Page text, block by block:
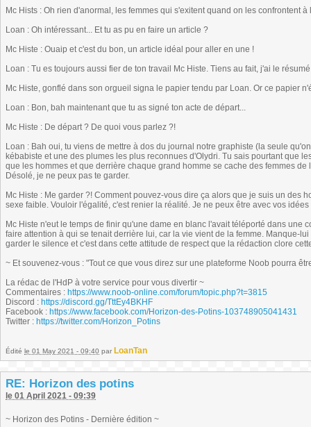
Mc Hists : Oh rien d'anormal, les femmes qui s'exitent quand on les confrontent
Loan : Oh intéressant... Et tu as pu en faire un article ?
Mc Histe : Ouaip et c'est du bon, un article idéal pour aller en une !
Loan : Tu es toujours aussi fier de ton travail Mc Histe. Tiens au fait, j'ai le
Mc Histe, gonflé dans son orgueil signa le papier tendu par Loan. Or ce papier
Loan : Bon, bah maintenant que tu as signé ton acte de départ...
Mc Histe : De départ ? De quoi vous parlez ?!
Loan : Bah oui, tu viens de mettre à dos du journal notre graphiste (la seule
kébabiste et une des plumes les plus reconnues d'Olydri. Tu sais pourtant que
que les hommes et que derrière chaque grand homme se cache des femmes
Désolé, je ne peux pas te garder.
Mc Histe : Me garder ?! Comment pouvez-vous dire ça alors que je suis un des
sexe faible. Vouloir l'égalité, c'est renier la réalité. Je ne peux être avec vos idées
Mc Histe n'eut le temps de finir qu'une dame en blanc l'avait téléporté dans une
faire attention à qui se tenait derrière lui, car la vie vient de la femme. Manque-
garder le silence et c'est dans cette attitude de respect que la rédaction clore
~ Et souvenez-vous : "Tout ce que vous direz sur une plateforme Noob pourra
La rédac de l'HdP à votre service pour vous divertir ~
Commentaires : https://www.noob-online.com/forum/topic.php?t=3815
Discord : https://discord.gg/TttEy4BKHF
Facebook : https://www.facebook.com/Horizon-des-Potins-103748905041431
Twitter : https://twitter.com/Horizon_Potins
Édité le 01 May 2021 - 09:40 par LoanTan
RE: Horizon des potins
le 01 April 2021 - 09:39
~ Horizon des Potins - Dernière édition ~